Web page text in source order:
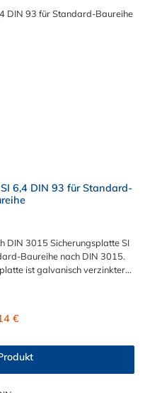
6,4 DIN 93 für Standard-
DIN 3015 Sicherungsplatte SI
Baureihe nach DIN 3015.
ist galvanisch verzinkter
Preis:
€